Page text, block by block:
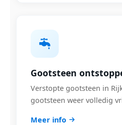
Gootsteen
Verstopte gootsteen in
gootsteen weer volledig
Meer info